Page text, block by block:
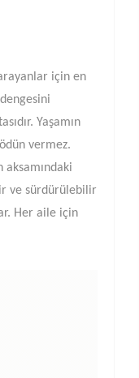
için en
Yaşamın
vermez.
ve sürdürülebilir
Her aile için